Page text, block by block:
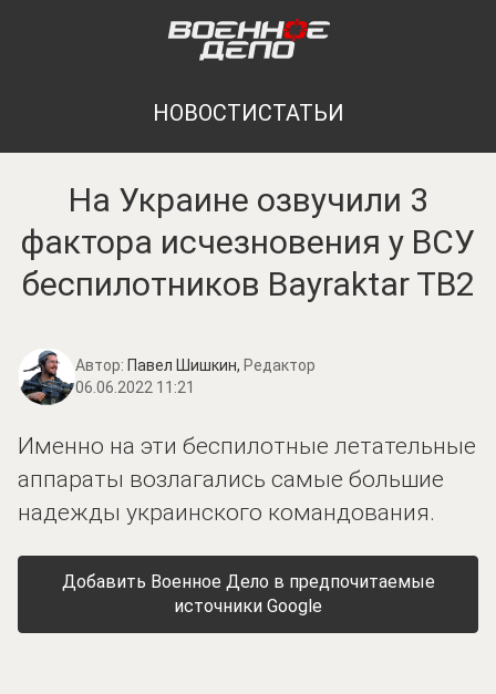
НОВОСТИСТАТЬИ
На Украине озвучили 3
фактора исчезновения у ВСУ
беспилотников Bayraktar TB2
Автор: Павел Шишкин, Редактор
06.06.2022 11:21
Именно на эти беспилотные летательные
аппараты возлагались самые большие
надежды украинского командования.
Добавить Военное Дело в предпочитаемые
источники Google